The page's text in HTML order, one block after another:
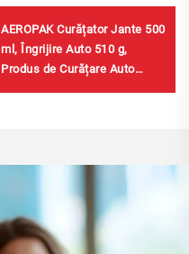
AEROPAK Curățator Jante 500
ml, Îngrijire Auto 510 g,
Produs de Curățare Auto